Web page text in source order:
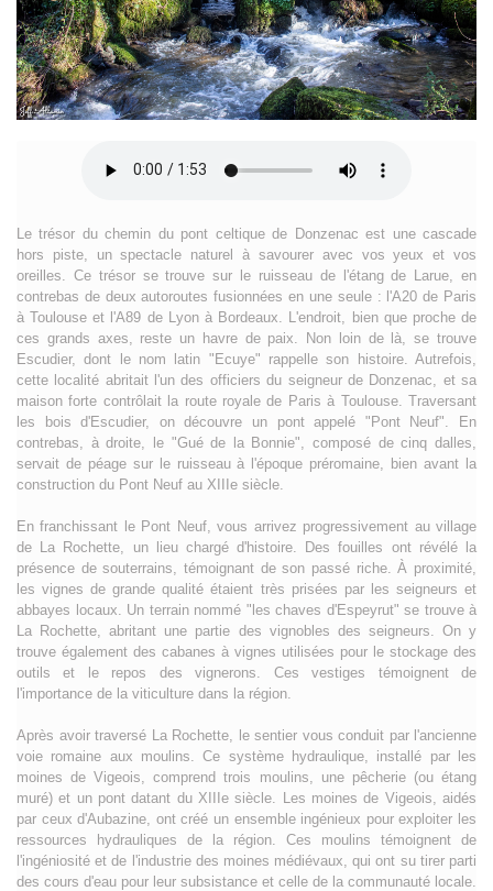
Le trésor du chemin du pont celtique de Donzenac est une cascade
hors piste, un spectacle naturel à savourer avec vos yeux et vos
oreilles. Ce trésor se trouve sur le ruisseau de l'étang de Larue, en
contrebas de deux autoroutes fusionnées en une seule : l'A20 de Paris
à Toulouse et l'A89 de Lyon à Bordeaux. L'endroit, bien que proche de
ces grands axes, reste un havre de paix. Non loin de là, se trouve
Escudier, dont le nom latin "Ecuye" rappelle son histoire. Autrefois,
cette localité abritait l'un des officiers du seigneur de Donzenac, et sa
maison forte contrôlait la route royale de Paris à Toulouse. Traversant
les bois d'Escudier, on découvre un pont appelé "Pont Neuf". En
contrebas, à droite, le "Gué de la Bonnie", composé de cinq dalles,
servait de péage sur le ruisseau à l'époque préromaine, bien avant la
construction du Pont Neuf au XIIIe siècle.
En franchissant le Pont Neuf, vous arrivez progressivement au village
de La Rochette, un lieu chargé d'histoire. Des fouilles ont révélé la
présence de souterrains, témoignant de son passé riche. À proximité,
les vignes de grande qualité étaient très prisées par les seigneurs et
abbayes locaux. Un terrain nommé "les chaves d'Espeyrut" se trouve à
La Rochette, abritant une partie des vignobles des seigneurs. On y
trouve également des cabanes à vignes utilisées pour le stockage des
outils et le repos des vignerons. Ces vestiges témoignent de
l'importance de la viticulture dans la région.
Après avoir traversé La Rochette, le sentier vous conduit par l'ancienne
voie romaine aux moulins. Ce système hydraulique, installé par les
moines de Vigeois, comprend trois moulins, une pêcherie (ou étang
muré) et un pont datant du XIIIe siècle. Les moines de Vigeois, aidés
par ceux d'Aubazine, ont créé un ensemble ingénieux pour exploiter les
ressources hydrauliques de la région. Ces moulins témoignent de
l'ingéniosité et de l'industrie des moines médiévaux, qui ont su tirer parti
des cours d'eau pour leur subsistance et celle de la communauté locale.